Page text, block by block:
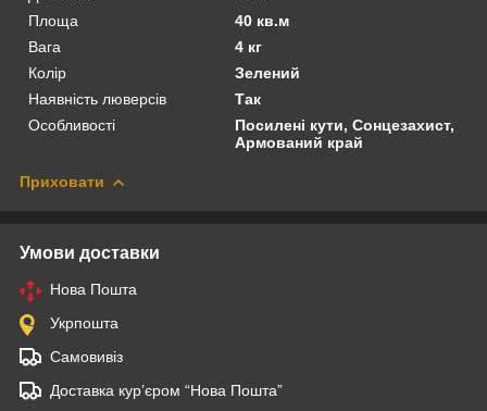
Площа
40 кв.м
Вага
4 кг
Колір
Зелений
Наявність люверсів
Так
Особливості
Посилені кути, Сонцезахист,
Армований край
Приховати
Умови доставки
Нова Пошта
Укрпошта
Самовивіз
Доставка кур’єром “Нова Пошта”